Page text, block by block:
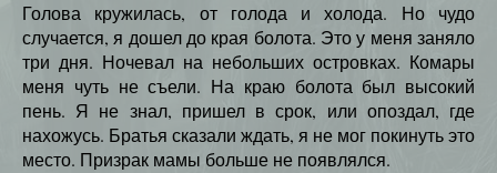
Голова кружилась, от голода и холода. Но чудо
случается, я дошел до края болота. Это у меня заняло
три дня. Ночевал на небольших островках. Комары
меня чуть не съели. На краю болота был высокий
пень. Я не знал, пришел в срок, или опоздал, где
нахожусь. Братья сказали ждать, я не мог покинуть это
место. Призрак мамы больше не появлялся.